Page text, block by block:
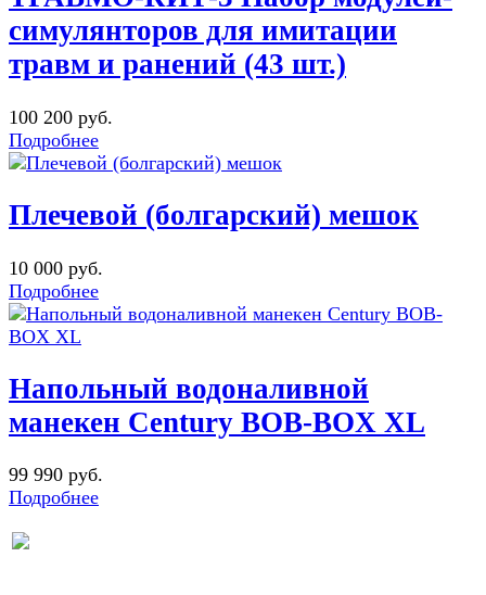
симулянторов для имитации
травм и ранений (43 шт.)
100 200 руб.
Подробнее
Плечевой (болгарский) мешок
10 000 руб.
Подробнее
Напольный водоналивной
манекен Century BOB-BOX XL
99 990 руб.
Подробнее